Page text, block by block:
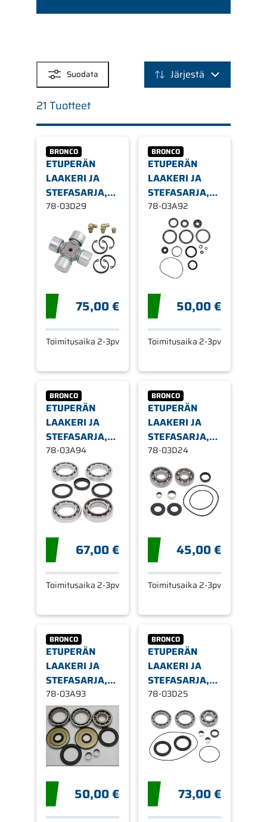
Suodata Järjestä
21 Tuotteet
BRONCO
ETUPERÄN
LAAKERI JA
STEFASARJA,
CF MOTO
78-03D29
75,00 €
Toimitusaika 2-3pv
BRONCO
ETUPERÄN
LAAKERI JA
STEFASARJA,
KAWASAKI,
ETEEN
78-03A92
50,00 €
Toimitusaika 2-3pv
BRONCO
ETUPERÄN
LAAKERI JA
STEFASARJA,
POLARIS,
ETEEN
78-03A94
67,00 €
Toimitusaika 2-3pv
BRONCO
ETUPERÄN
LAAKERI JA
STEFASARJA,
POLARIS,
ETEEN
78-03D24
45,00 €
Toimitusaika 2-3pv
BRONCO
ETUPERÄN
LAAKERI JA
STEFASARJA,
POLARIS,
TAAKSE
78-03A93
50,00 €
BRONCO
ETUPERÄN
LAAKERI JA
STEFASARJA,
POLARIS,
TAAKSE
78-03D25
73,00 €